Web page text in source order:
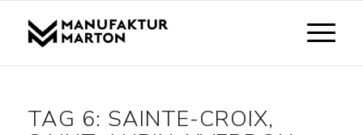
TAG 6: SAINTE-CROIX,